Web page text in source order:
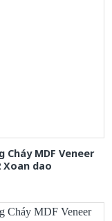
Cháy MDF Veneer
Xoan dao